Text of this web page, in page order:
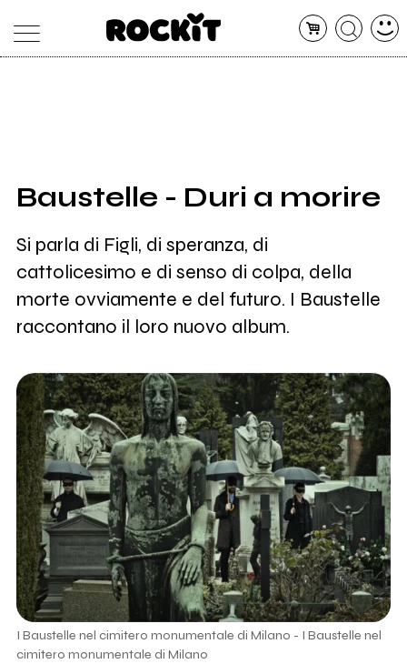
SHOP
Baustelle - Duri a morire
Si parla di Figli, di speranza, di
cattolicesimo e di senso di colpa, della
morte ovviamente e del futuro. I Baustelle
raccontano il loro nuovo album.
I Baustelle nel cimitero monumentale di Milano - I Baustelle nel
cimitero monumentale di Milano